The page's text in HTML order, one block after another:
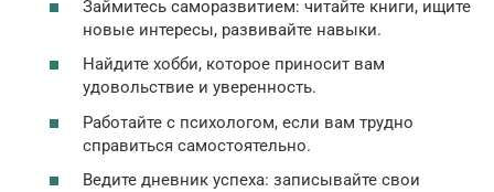
Займитесь саморазвитием: читайте книги, ищите
новые интересы, развивайте навыки.
Найдите хобби, которое приносит вам
удовольствие и уверенность.
Работайте с психологом, если вам трудно
справиться самостоятельно.
Ведите дневник успеха: записывайте свои